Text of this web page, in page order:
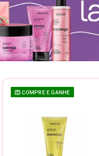
COMPRE E GANHE